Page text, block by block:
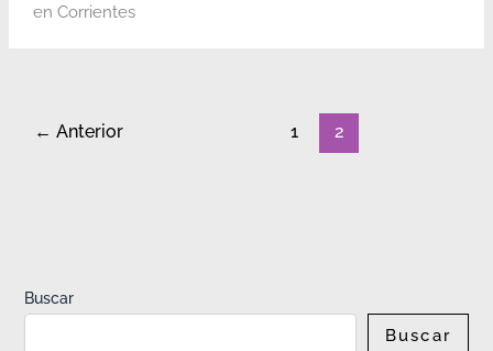
en Corrientes
← Anterior 1 2
Buscar
Buscar